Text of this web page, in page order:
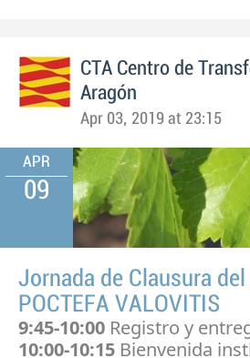
CTA Centro de
Aragón
Apr 03, 2019 at 23:15
APR
09
Jornada de Clausura
POCTEFA VALOVITIS
9:45-10:00 Registro y
10:00-10:15 Bienvenida